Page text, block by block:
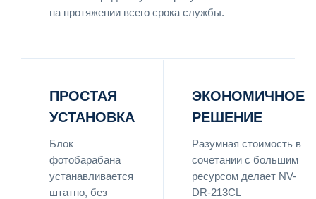
на протяжении всего срока службы.
ПРОСТАЯ
УСТАНОВКА
Блок
фотобарабана
устанавливается
штатно, без
ЭКОНОМИЧНОЕ
РЕШЕНИЕ
Разумная стоимость в
сочетании с большим
ресурсом делает NV-
DR-213CL